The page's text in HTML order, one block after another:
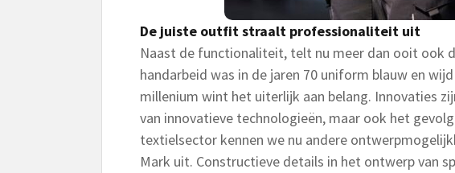
De juiste outfit straalt professionaliteit uit
Naast de functionaliteit, telt nu meer dan ooit ook
handarbeid was in de jaren 70 uniform blauw en
millenium wint het uiterlijk aan belang. Innovaties
van innovatieve technologieën, maar ook het
textielsector kennen we nu andere
Mark uit. Constructieve details in het ontwerp van